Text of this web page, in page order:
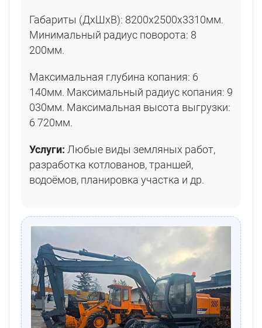
Габариты (ДхШхВ): 8200х2500х3310мм.
Минимальный радиус поворота: 8
200мм.
Максимальная глубина копания: 6
140мм. Максимальный радиус копания: 9
030мм. Максимальная высота выгрузки:
6 720мм.
Услуги: Любые виды земляных работ,
разработка котлованов, траншей,
водоёмов, планировка участка и др.